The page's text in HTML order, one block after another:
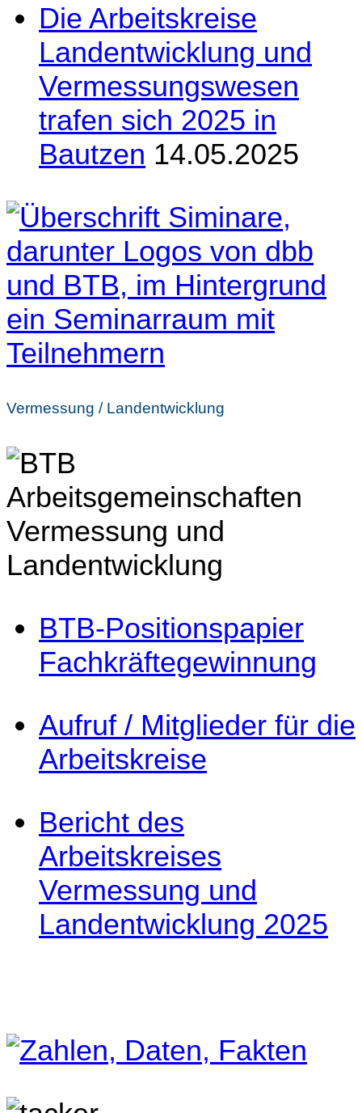
Die Arbeitskreise
Landentwicklung und
Vermessungswesen
trafen sich 2025 in
Bautzen 14.05.2025
Vermessung / Landentwicklung
BTB-Positionspapier
Fachkräftegewinnung
Aufruf / Mitglieder für die
Arbeitskreise
Bericht des
Arbeitskreises
Vermessung und
Landentwicklung 2025